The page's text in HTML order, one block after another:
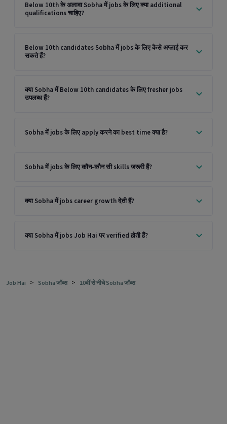
Below 10th के अलावा Sobha में jobs के लिए क्या additional
qualifications चाहिए?
Below 10th candidates Sobha में jobs के लिए कैसे अप्लाई कर
सकते हैं?
क्या Sobha में Below 10th candidates के लिए fresher jobs
उपलब्ध हैं?
Sobha में jobs के लिए apply करने का best time क्या है?
Sobha में jobs के लिए कौन-कौन सी skills जरूरी हैं?
क्या Sobha में jobs career growth देती हैं?
क्या Sobha में jobs Job Hai पर verified होती हैं?
Job Hai > Sobha जॉब्स > 10वीं से नीचे Sobha जॉब्स